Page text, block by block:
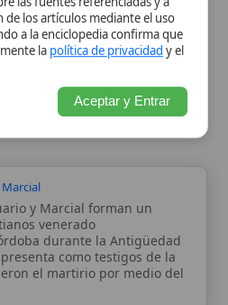
y Marcial forman un
venerado
durante la Antigüedad
como testigos de la
el martirio por medio del
irregulares se refieren, en
a aquellas uniones
sacramentales del
el divorcio seguido de un
de nulidad, el...